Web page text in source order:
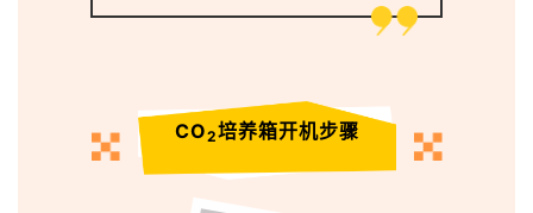
CO2培养箱开机步骤